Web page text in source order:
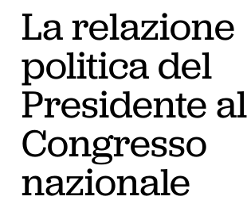
La relazione
politica del
Presidente
Congresso
nazionale